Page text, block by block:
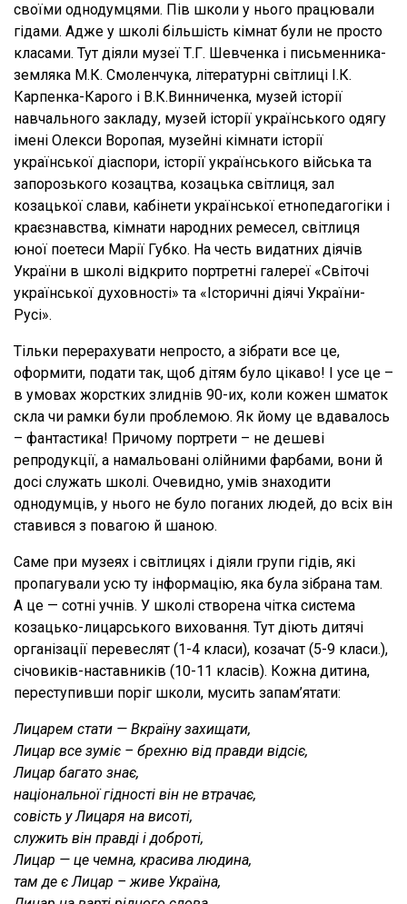
своїми однодумцями. Пів школи у нього працювали
гідами. Адже у школі більшість кімнат були не просто
класами. Тут діяли музеї Т.Г. Шевченка і письменника-
земляка М.К. Смоленчука, літературні світлиці І.К.
Карпенка-Карого і В.К.Винниченка, музей історії
навчального закладу, музей історії українського одягу
імені Олекси Воропая, музейні кімнати історії
української діаспори, історії українського війська та
запорозького козацтва, козацька світлиця, зал
козацької слави, кабінети української етнопедагогіки і
краєзнавства, кімнати народних ремесел, світлиця
юної поетеси Марії Губко. На честь видатних діячів
України в школі відкрито портретні галереї «Світочі
української духовності» та «Історичні діячі України-
Русі».
Тільки перерахувати непросто, а зібрати все це,
оформити, подати так, щоб дітям було цікаво! І усе це –
в умовах жорстких злиднів 90-их, коли кожен шматок
скла чи рамки були проблемою. Як йому це вдавалось
– фантастика! Причому портрети – не дешеві
репродукції, а намальовані олійними фарбами, вони й
досі служать школі. Очевидно, умів знаходити
однодумців, у нього не було поганих людей, до всіх він
ставився з повагою й шаною.
Саме при музеях і світлицях і діяли групи гідів, які
пропагували усю ту інформацію, яка була зібрана там.
А це — сотні учнів. У школі створена чітка система
козацько-лицарського виховання. Тут діють дитячі
організації перевеслят (1-4 класи), козачат (5-9 класи.),
січовиків-наставників (10-11 класів). Кожна дитина,
переступивши поріг школи, мусить запам’ятати:
Лицарем стати — Вкраїну захищати,
Лицар все зуміє – брехню від правди відсіє,
Лицар багато знає,
національної гідності він не втрачає,
совість у Лицаря на висоті,
служить він правді і доброті,
Лицар — це чемна, красива людина,
там де є Лицар – живе Україна,